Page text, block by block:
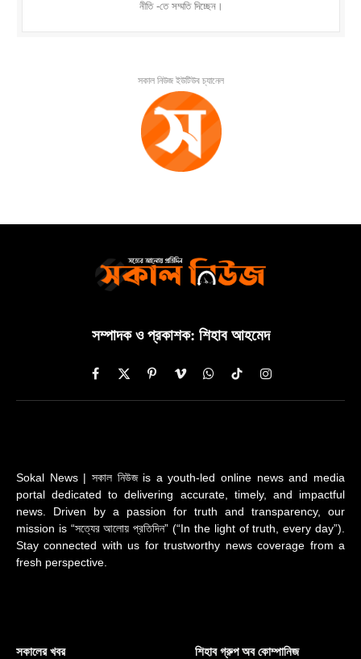
নীতি -তে সম্মতি দিচ্ছেন।
সকাল নিউজ ইউটিউব চ্যানেল
সম্পাদক ও প্রকাশক: শিহাব আহমেদ
Facebook
X
(Twitter)
PinterestVimeoWhatsAppTikTokInstagram
Sokal News | সকাল নিউজ is a youth-led online news and media
portal dedicated to delivering accurate, timely, and impactful
news. Driven by a passion for truth and transparency, our
mission is “সত্যের আলোয় প্রতিদিন” (“In the light of truth, every day”).
Stay connected with us for trustworthy news coverage from a
fresh perspective.
সকালের খবর শিহাব গ্রুপ অব কোম্পানিজ